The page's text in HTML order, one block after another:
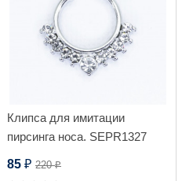
Клипса для имитации
пирсинга носа. SEPR1327
85 ₽ 220₽